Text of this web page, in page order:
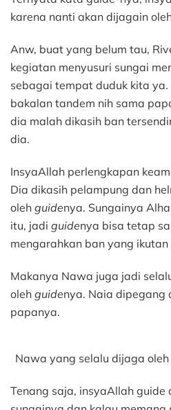
karena nanti akan dijagain
Anw, buat yang belum tau,
kegiatan menyusuri sungai
sebagai tempat duduk kita
bakalan tandem nih sama
dia malah dikasih ban
dia.
InsyaAllah perlengkapan
Dia dikasih pelampung dan
oleh guidenya. Sungainya
itu, jadi guidenya bisa tetap
mengarahkan ban yang ikutan
Makanya Nawa juga jadi
oleh guidenya. Naia dipegang
papanya.
Nawa yang selalu dijaga
Tenang saja, insyaAllah guide